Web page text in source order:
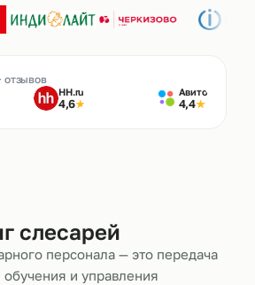
отзывов
HH.ru
4,6★
Авито
4,4★
слесарей
персонала — это передача
и управления